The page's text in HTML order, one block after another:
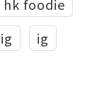
hk foodie
ig